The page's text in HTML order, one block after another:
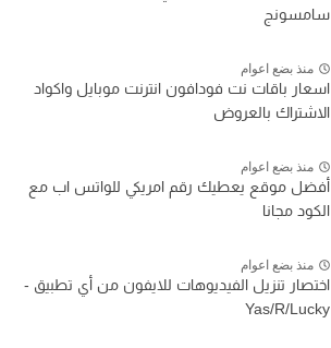
سامسونج
منذ بضع اعوام
اسعار باقات نت فودافون انترنت موبايل واكواد
الاشتراك بالعروض
منذ بضع اعوام
أفضل موقع يعطيك رقم امريكي للواتس اب مع
الكود مجانا
منذ بضع اعوام
اختصار تنزيل الفيديوهات للايفون من أي تطبيق -
Yas/R/Lucky